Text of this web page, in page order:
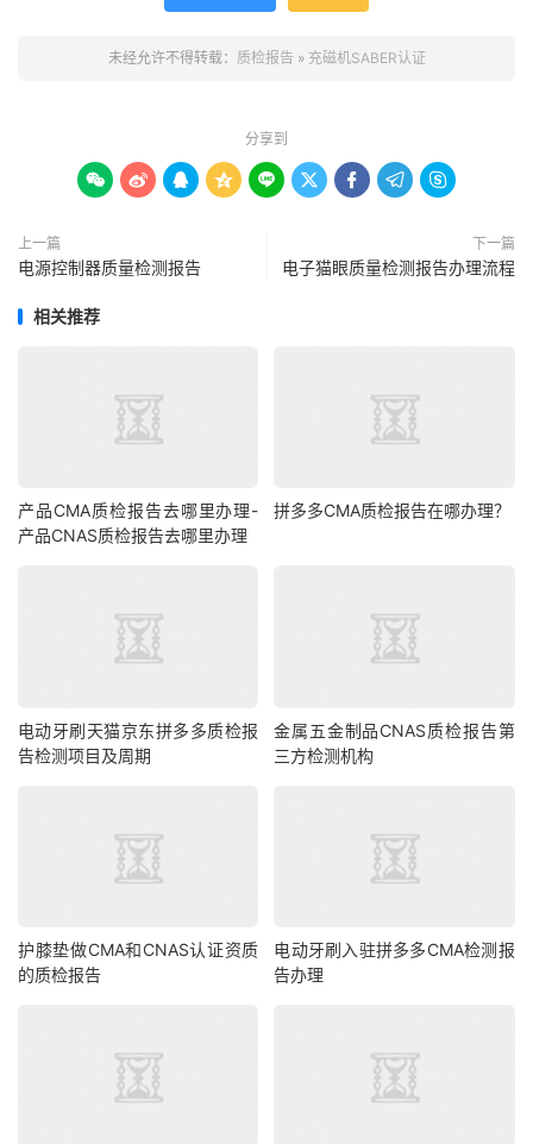
未经允许不得转载： 质检报告 » 充磁机SABER认证
分享到
        
上一篇
电源控制器质量检测报告
下一篇
电子猫眼质量检测报告办理流程
相关推荐
产品CMA质检报告去哪里办理-
产品CNAS质检报告去哪里办理
拼多多CMA质检报告在哪办理？
电动牙刷天猫京东拼多多质检报
告检测项目及周期
金属五金制品CNAS质检报告第
三方检测机构
护膝垫做CMA和CNAS认证资质
的质检报告
电动牙刷入驻拼多多CMA检测报
告办理